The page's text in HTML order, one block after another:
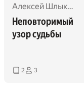
Алексей Шлыков
Неповторимый
узор судьбы
2 3